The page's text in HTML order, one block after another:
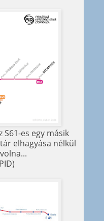
S61-es egy másik
elhagyása nélkül